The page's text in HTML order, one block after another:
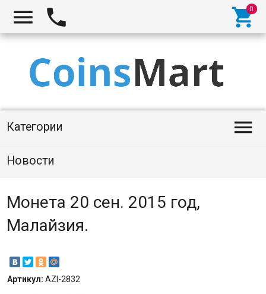
  
Категории 
Новости
Монета 20 сен. 2015 год,
Малайзия.
Артикул: AZI-2832